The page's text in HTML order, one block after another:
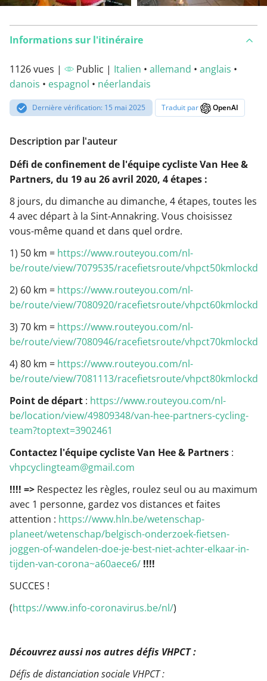
Informations sur l'itinéraire
1126 vues | Public | Italien • allemand • anglais •
danois • espagnol • néerlandais
Dernière vérification: 15 mai 2025 Traduit par OpenAI
Description par l'auteur
Défi de confinement de l'équipe cycliste Van Hee &
Partners, du 19 au 26 avril 2020, 4 étapes :
8 jours, du dimanche au dimanche, 4 étapes, toutes les
4 avec départ à la Sint-Annakring. Vous choisissez
vous-même quand et dans quel ordre.
1) 50 km = https://www.routeyou.com/nl-
be/route/view/7079535/racefietsroute/
2) 60 km = https://www.routeyou.com/nl-
be/route/view/7080920/racefietsroute/
3) 70 km = https://www.routeyou.com/nl-
be/route/view/7080946/racefietsroute/
4) 80 km = https://www.routeyou.com/nl-
be/route/view/7081113/racefietsroute/
Point de départ : https://www.routeyou.com/nl-
be/location/view/49809348/van-hee-partners-cycling-
team?toptext=3902461
Contactez l'équipe cycliste Van Hee & Partners :
vhpcyclingteam@gmail.com
!!!! => Respectez les règles, roulez seul ou au maximum
avec 1 personne, gardez vos distances et faites
attention : https://www.hln.be/wetenschap-
planeet/wetenschap/belgisch-onderzoek-fietsen-
joggen-of-wandelen-doe-je-best-niet-achter-elkaar-in-
tijden-van-corona~a60aece6/ !!!!
SUCCES !
(https://www.info-coronavirus.be/nl/)
Découvrez aussi nos autres défis VHPCT :
Défis de distanciation sociale VHPCT :